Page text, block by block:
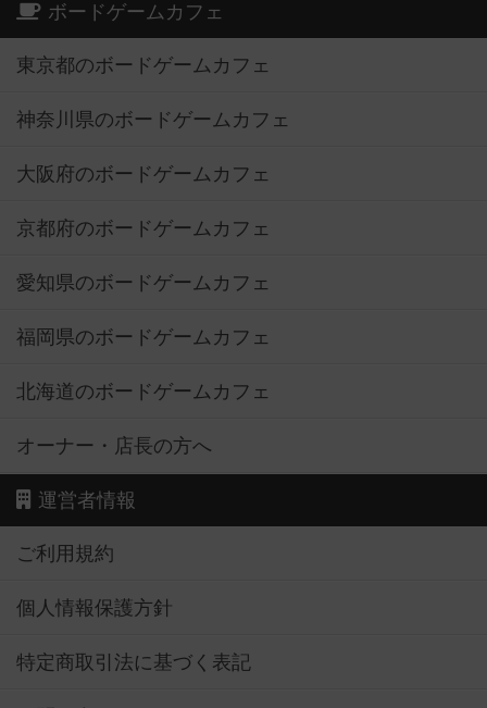
ボードゲームカフェ
東京都のボードゲームカフェ
神奈川県のボードゲームカフェ
大阪府のボードゲームカフェ
京都府のボードゲームカフェ
愛知県のボードゲームカフェ
福岡県のボードゲームカフェ
北海道のボードゲームカフェ
オーナー・店長の方へ
運営者情報
ご利用規約
個人情報保護方針
特定商取引法に基づく表記